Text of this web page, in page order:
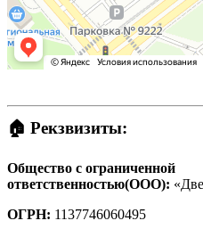
🏠 Рекзвизиты:
Общество с ограниченной
ответственностью(ООО):
ОГРН: 1137746060495